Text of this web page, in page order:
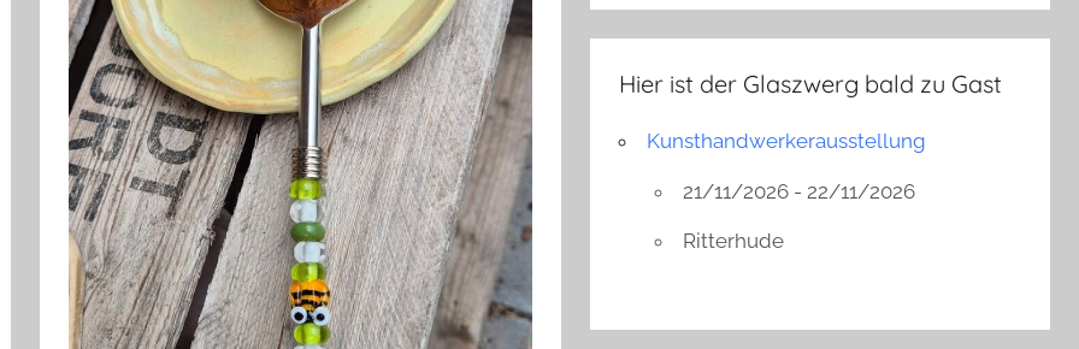
Hier ist der Glaszwerg bald zu Gast
Kunsthandwerkerausstellung
21/11/2026 - 22/11/2026
Ritterhude